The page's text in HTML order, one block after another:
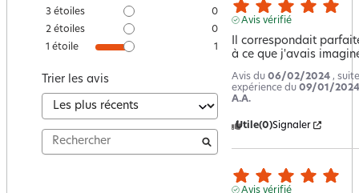
3 étoiles
0
2 étoiles
0
1 étoile 1
Trier les avis
Avis vérifié
Il correspondait
à ce que j'avais
Avis du 06/02/2024 ,
expérience du 09/01/2024
A.A.
Utile(0)Signaler
Avis vérifié